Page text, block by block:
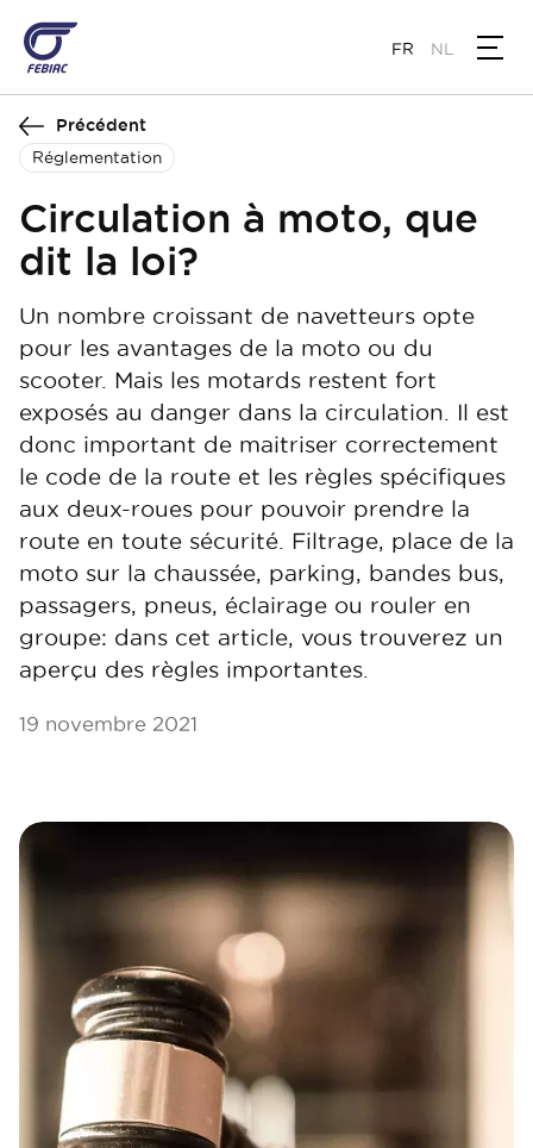
contenu
principal
FR NL
Précédent
Réglementation
Circulation à moto, que
dit la loi?
Un nombre croissant de navetteurs opte
pour les avantages de la moto ou du
scooter. Mais les motards restent fort
exposés au danger dans la circulation. Il est
donc important de maitriser correctement
le code de la route et les règles spécifiques
aux deux-roues pour pouvoir prendre la
route en toute sécurité. Filtrage, place de la
moto sur la chaussée, parking, bandes bus,
passagers, pneus, éclairage ou rouler en
groupe: dans cet article, vous trouverez un
aperçu des règles importantes.
19 novembre 2021